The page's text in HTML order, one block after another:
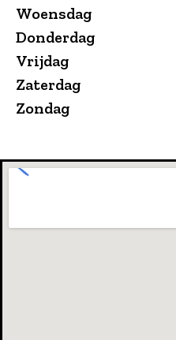
Woensdag
Donderdag
Vrijdag
Zaterdag
Zondag